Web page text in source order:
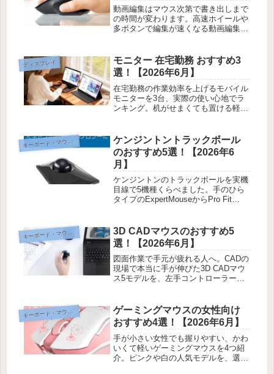
動画編集はマウス次第で書き出しまで
の時間が変わります。高速ホイールや
多ボタンで編集が速くなる動画編集マ
ディスプレイ
モニター 在宅勤務 おすすめ3
選！【2026年6月】
在宅勤務の作業効率を上げるモバイル
モニターを3台、実際の使い心地でラ
ンキング。机がせまくても置ける軽量
キーボード・マウス・入力機器
ケンジントントラックボール
のおすすめ5選！【2026年6
月】
ケンジントンのトラックボールを実機
目線で5機種くらべました。手のひら
タイプのExpertMouseからPro Fit
キーボード・マウス・入力機器
3D CADマウスのおすすめ5
選！【2026年6月】
図面作業で手元が疲れる人へ。CADの
現場で本当に手が伸びた3D CADマウ
ス5モデルを、左手コントローラーか
キーボード・マウス・入力機器
ゲーミングマウスの女性向け
おすすめ4選！【2026年6月】
手が小さい女性でも握りやすい、かわ
いくて軽いゲーミングマウスを4つ紹
介。ピンクや白の人気モデルを、選び